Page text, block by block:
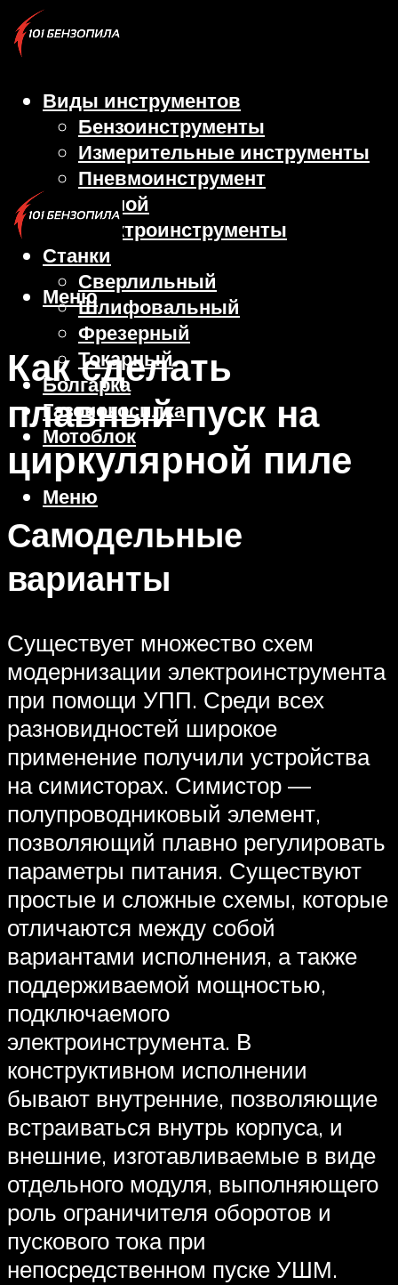
Виды инструментов
Бензоинструменты
Измерительные инструменты
Пневмоинструмент
Ручной
Электроинструменты
Станки
Сверлильный
Шлифовальный
Фрезерный
Токарный
Болгарка
Газонокосилка
Мотоблок
Меню
Меню
Как сделать
плавный пуск на
циркулярной пиле
Самодельные
варианты
Существует множество схем
модернизации электроинструмента
при помощи УПП. Среди всех
разновидностей широкое
применение получили устройства
на симисторах. Симистор —
полупроводниковый элемент,
позволяющий плавно регулировать
параметры питания. Существуют
простые и сложные схемы, которые
отличаются между собой
вариантами исполнения, а также
поддерживаемой мощностью,
подключаемого
электроинструмента. В
конструктивном исполнении
бывают внутренние, позволяющие
встраиваться внутрь корпуса, и
внешние, изготавливаемые в виде
отдельного модуля, выполняющего
роль ограничителя оборотов и
пускового тока при
непосредственном пуске УШМ.